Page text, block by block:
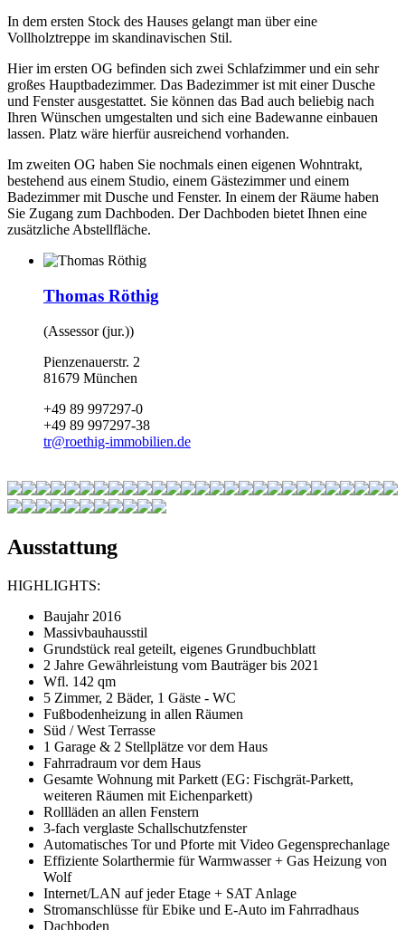
In dem ersten Stock des Hauses gelangt man über eine
Vollholztreppe im skandinavischen Stil.
Hier im ersten OG befinden sich zwei Schlafzimmer und ein sehr
großes Hauptbadezimmer. Das Badezimmer ist mit einer Dusche
und Fenster ausgestattet. Sie können das Bad auch beliebig nach
Ihren Wünschen umgestalten und sich eine Badewanne einbauen
lassen. Platz wäre hierfür ausreichend vorhanden.
Im zweiten OG haben Sie nochmals einen eigenen Wohntrakt,
bestehend aus einem Studio, einem Gästezimmer und einem
Badezimmer mit Dusche und Fenster. In einem der Räume haben
Sie Zugang zum Dachboden. Der Dachboden bietet Ihnen eine
zusätzliche Abstellfläche.
Thomas Röthig
(Assessor (jur.))
Pienzenauerstr. 2
81679 München
+49 89 997297-0
+49 89 997297-38
tr@roethig-immobilien.de
Ausstattung
HIGHLIGHTS:
Baujahr 2016
Massivbauhausstil
Grundstück real geteilt, eigenes Grundbuchblatt
2 Jahre Gewährleistung vom Bauträger bis 2021
Wfl. 142 qm
5 Zimmer, 2 Bäder, 1 Gäste - WC
Fußbodenheizung in allen Räumen
Süd / West Terrasse
1 Garage & 2 Stellplätze vor dem Haus
Fahrradraum vor dem Haus
Gesamte Wohnung mit Parkett (EG: Fischgrät-Parkett,
weiteren Räumen mit Eichenparkett)
Rollläden an allen Fenstern
3-fach verglaste Schallschutzfenster
Automatisches Tor und Pforte mit Video Gegensprechanlage
Effiziente Solarthermie für Warmwasser + Gas Heizung von
Wolf
Internet/LAN auf jeder Etage + SAT Anlage
Stromanschlüsse für Ebike und E-Auto im Fahrradhaus
Dachboden